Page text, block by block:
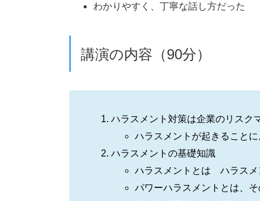
わかりやすく、丁寧な話し方だった
講演の内容（90分）
ハラスメント対策は企業のリスク
ハラスメントが起きること
ハラスメントの基礎知識
ハラスメントとは ハラスメ
パワーハラスメントとは、